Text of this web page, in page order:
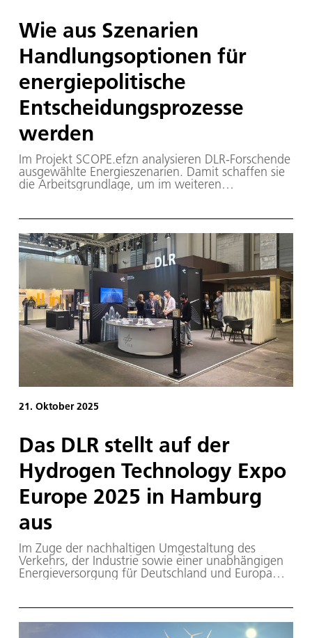
Wie aus Szenarien
Handlungsoptionen für
energiepolitische
Entscheidungsprozesse
werden
Im Projekt SCOPE.efzn analysieren DLR-Forschende
ausgewählte Energieszenarien. Damit schaffen sie
die Arbeitsgrundlage, um im weiteren
21. Oktober 2025
Das DLR stellt auf der
Hydrogen Technology Expo
Europe 2025 in Hamburg
aus
Im Zuge der nachhaltigen Umgestaltung des
Verkehrs, der Industrie sowie einer unabhängigen
Energieversorgung für Deutschland und Europa
23. Oktober 2025 in Hamburg stellt das DLR auf
seinem Messestand in Halle 5, Stand 5A20 und auf